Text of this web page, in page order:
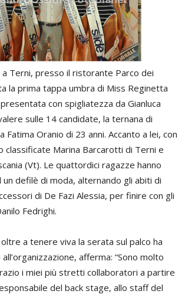
Terni, presso il ristorante Parco dei
la prima tappa umbra di Miss Reginetta
con spigliatezza da Gianluca
sulle 14 candidate, la ternana di
Fatima Oranio di 23 anni. Accanto a lei, con
classificate Marina Barcarotti di Terni e
(Vt). Le quattordici ragazze hanno
defilè di moda, alternando gli abiti di
di De Fazi Alessia, per finire con gli
Fedrighi.
oltre a tenere viva la serata sul palco ha
afferma: “Sono molto
i miei più stretti collaboratori a partire
del back stage, allo staff del